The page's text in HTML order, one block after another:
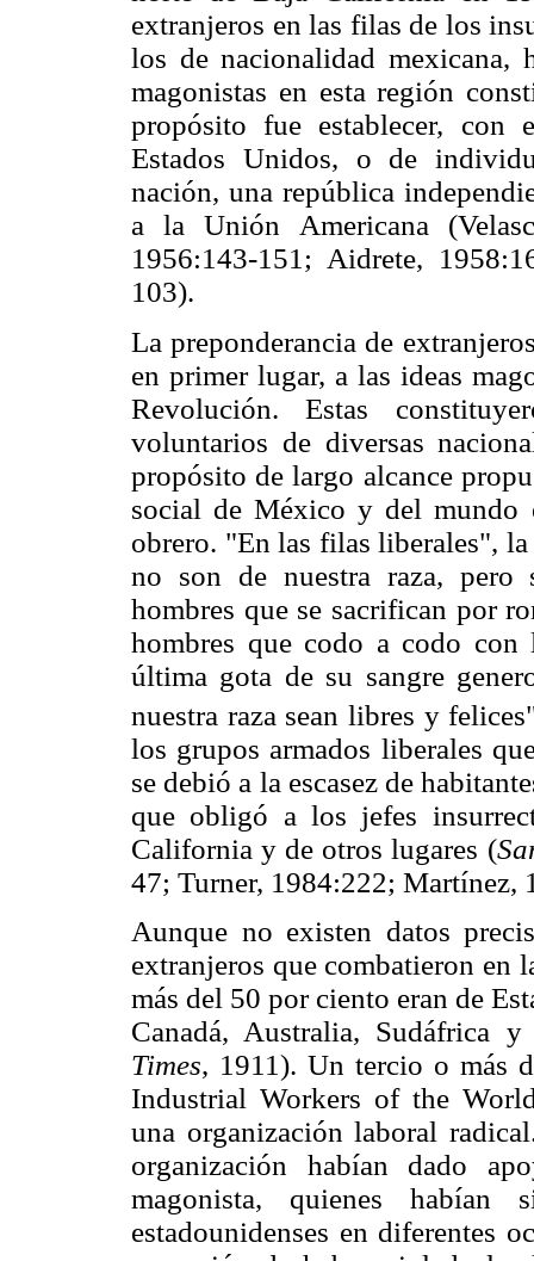
extranjeros en las filas de los
los de nacionalidad mexicana,
magonistas en esta región
propósito fue establecer, con
Estados Unidos, o de
nación, una república
a la Unión Americana
1956:143-151; Aidrete,
103).
La preponderancia de
en primer lugar, a las ideas
Revolución. Estas
voluntarios de diversas
propósito de largo alcance
social de México y del mundo
obrero. "En las filas liberales",
no son de nuestra raza, pero
hombres que se sacrifican por
hombres que codo a codo con
última gota de su sangre
nuestra raza sean libres y
los grupos armados liberales
se debió a la escasez de
que obligó a los jefes
California y de otros lugares (
47; Turner, 1984:222; Martínez,
Aunque no existen datos
extranjeros que combatieron en
más del 50 por ciento eran de
Canadá, Australia, Sudáfrica
Times, 1911). Un tercio o más
Industrial Workers of the
una organización laboral
organización habían dado
magonista, quienes habían
estadounidenses en diferentes